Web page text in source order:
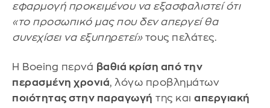
εφαρμογή προκειμένου να εξασφαλιστεί ότι
«το προσωπικό μας που δεν απεργεί θα
συνεχίσει να εξυπηρετεί»τους πελάτες.
Η Boeing περνά βαθιά κρίση από την
περασμένη χρονιά, λόγω προβλημάτων
ποιότητας στην παραγωγή της και απεργιακή